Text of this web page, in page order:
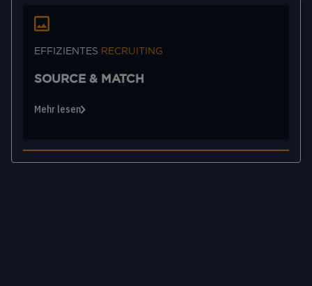
EFFIZIENTES RECRUITING
SOURCE & MATCH
Mehr lesen